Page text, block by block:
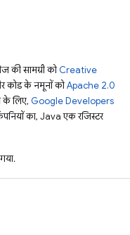
सामग्री कोCreative
कोड के नमूनों कोApache 2.0
के लिए, Google Developers
का, Java एक रजिस्टर